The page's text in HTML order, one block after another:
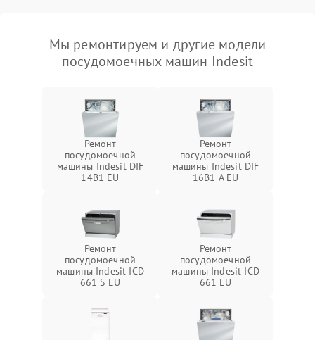
Мы ремонтируем и другие модели
посудомоечных машин Indesit
Ремонт
посудомоечной
машины Indesit DIF
14B1 EU
Ремонт
посудомоечной
машины Indesit DIF
16B1 A EU
Ремонт
посудомоечной
машины Indesit ICD
661 S EU
Ремонт
посудомоечной
машины Indesit ICD
661 EU